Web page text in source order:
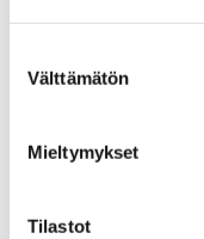
valinta
Välttämätön
Mieltymykset
Tilastot